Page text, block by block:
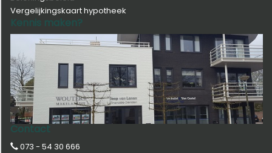
Vergelijkingskaart hypotheek
Kennis maken?
Contact
073 - 54 30 666